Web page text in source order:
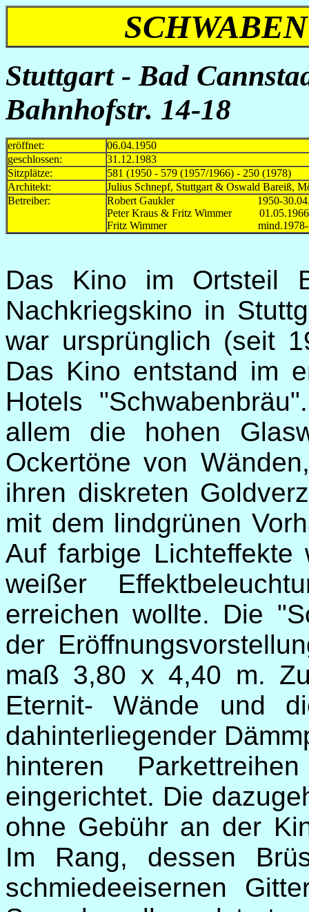
Stuttgart - Bad
Bahnhofstr. 14-18
eröffnet:
06.04.1950
geschlossen:
31.12.1983
Sitzplätze:
581 (1950 - 579 (1957/1966) - 250 (1978)
Architekt:
Julius Schnepf, Stuttgart & Oswald Bareiß,
Betreiber:
Robert Gaukler 1950-
Peter Kraus & Fritz Wimmer
Fritz Wimmer mind.1978-
Das Kino im Ortsteil
Nachkriegskino in
war ursprünglich (seit
Das Kino entstand im
Hotels
allem die hohen
Ockertöne von
ihren diskreten
mit dem lindgrünen
Auf farbige
weißer
erreichen wollte. Die
der
maß 3,80 x 4,40 m.
Eternit- Wände und
dahinterliegender
hinteren
eingerichtet. Die
ohne Gebühr an der
Im Rang, dessen
schmiedeeisernen